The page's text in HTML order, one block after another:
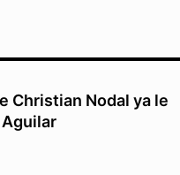
Christian Nodal ya le